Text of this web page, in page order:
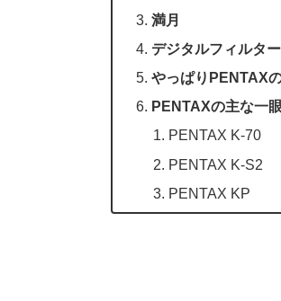
満月
デジタルフィルタ
やっぱりPENTAX
PENTAXの主な一
PENTAX K-70
PENTAX K-S2
PENTAX KP